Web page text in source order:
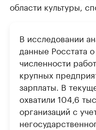
области культуры,
В исследовании
данные Росстата
численности
крупных
зарплаты. В
охватили 104,6
организаций с